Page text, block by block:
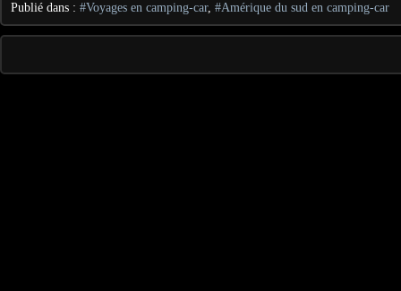
Publié dans : #Voyages en camping-car, #Amérique du sud en camping-car